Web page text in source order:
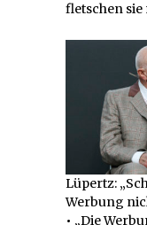
fletschen sie
Lüpertz:
Werbung
• „Die